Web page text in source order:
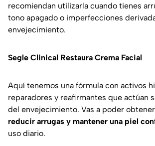
recomiendan utilizarla cuando tienes
tono apagado o imperfecciones
envejecimiento.
Segle Clinical Restaura Crema Facial
Aquí tenemos una fórmula con activos
reparadores y reafirmantes que actúan
del envejecimiento. Vas a poder
reducir arrugas y mantener una piel
uso diario.